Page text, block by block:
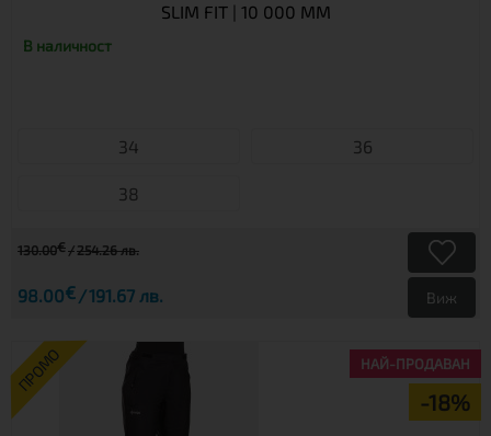
SLIM FIT | 10 000 ММ
В наличност
34 36
38
130.00€ 254.26 лв.
98.00€ 191.67 лв. Виж
ПРОМО
-18%
НАЙ-ПРОДАВАН